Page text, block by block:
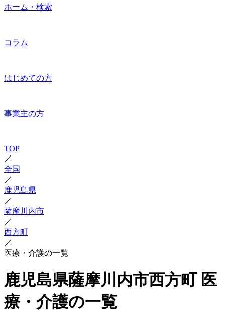
ホーム・検索
コラム
はじめての方
事業主の方
TOP
／
全国
／
鹿児島県
／
薩摩川内市
／
西方町
／
医療・介護の一覧
鹿児島県薩摩川内市西方町 医
療・介護の一覧